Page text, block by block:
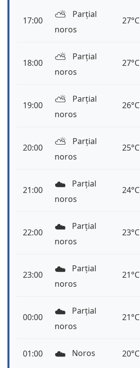
17:00 ⛅️
Parțial
noros
27°C
18:00 ⛅️
Parțial
noros
27°C
19:00 ⛅️
Parțial
noros
26°C
20:00 ⛅️
Parțial
noros
25°C
21:00 ☁️
Parțial
noros
24°C
22:00 ☁️
Parțial
noros
23°C
23:00 ☁️
Parțial
noros
21°C
00:00 ☁️
Parțial
noros
21°C
01:00 ☁️ Noros 20°C